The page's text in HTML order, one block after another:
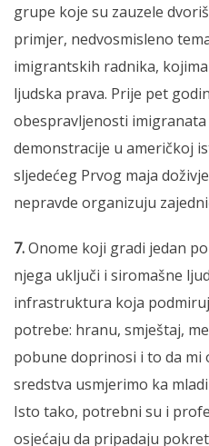
grupe koje su zauzele
primjer, nedvosmisleno
imigrantskih radnika,
ljudska prava. Prije pet
obespravljenosti
demonstracije u američkoj
sljedećeg Prvog maja
nepravde organizuju
7.Onome koji gradi jedan
njega uključi i siromašne
infrastruktura koja
potrebe: hranu, smještaj,
pobune doprinosi i to da mi
sredstva usmjerimo ka
Isto tako, potrebni su i
osjećaju da pripadaju